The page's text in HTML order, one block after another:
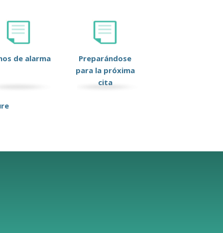
de alarma
Preparándose
para la próxima
cita